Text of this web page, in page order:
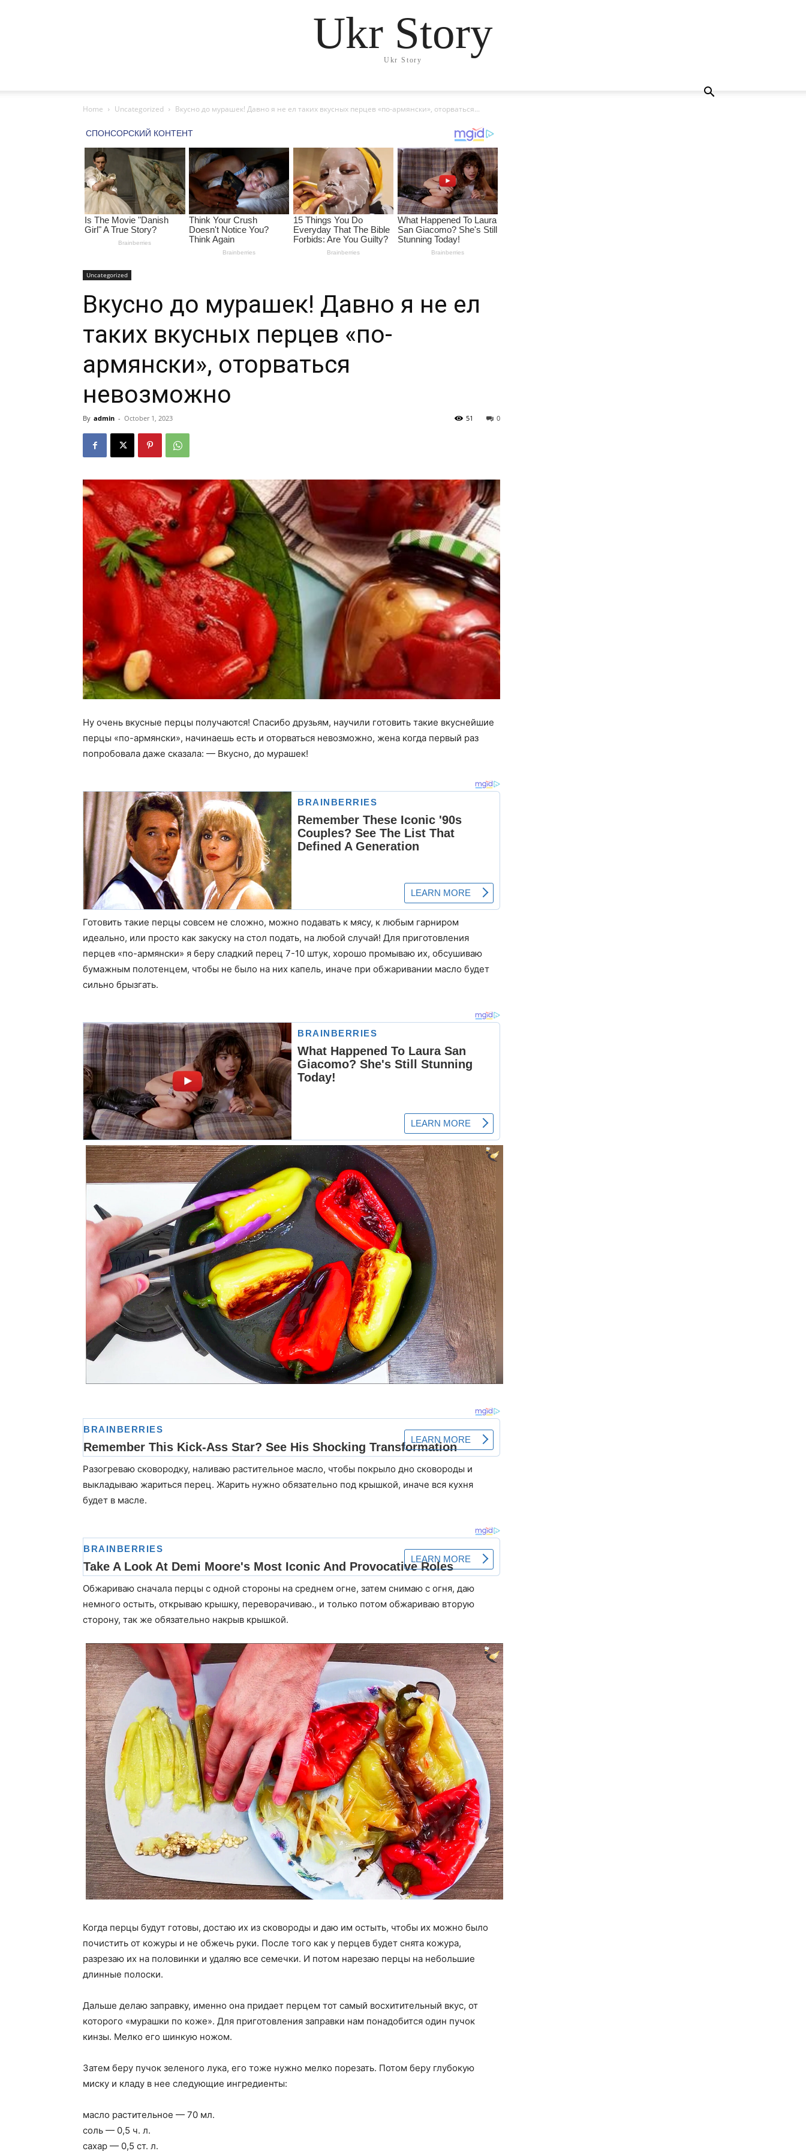
Ukr Story
Ukr Story
Home Uncategorized Вкусно до мурашек! Давно я не ел таких вкусных перцев «по-армянски», оторваться...
Uncategorized
Вкусно до мурашек! Давно я не ел
таких вкусных перцев «по-
армянски», оторваться
невозможно
By admin - October 1, 2023 0
51
Ну очень вкусные перцы получаются! Спасибо друзьям, научили готовить такие вкуснейшие
перцы «по-армянски», начинаешь есть и оторваться невозможно, жена когда первый раз
попробовала даже сказала: — Вкусно, до мурашек!
Готовить такие перцы совсем не сложно, можно подавать к мясу, к любым гарниром
идеально, или просто как закуску на стол подать, на любой случай! Для приготовления
перцев «по-армянски» я беру сладкий перец 7-10 штук, хорошо промываю их, обсушиваю
бумажным полотенцем, чтобы не было на них капель, иначе при обжаривании масло будет
сильно брызгать.
Разогреваю сковородку, наливаю растительное масло, чтобы покрыло дно сковороды и
выкладываю жариться перец. Жарить нужно обязательно под крышкой, иначе вся кухня
будет в масле.
Обжариваю сначала перцы с одной стороны на среднем огне, затем снимаю с огня, даю
немного остыть, открываю крышку, переворачиваю., и только потом обжариваю вторую
сторону, так же обязательно накрыв крышкой.
Когда перцы будут готовы, достаю их из сковороды и даю им остыть, чтобы их можно было
почистить от кожуры и не обжечь руки. После того как у перцев будет снята кожура,
разрезаю их на половинки и удаляю все семечки. И потом нарезаю перцы на небольшие
длинные полоски.
Дальше делаю заправку, именно она придает перцем тот самый восхитительный вкус, от
которого «мурашки по коже». Для приготовления заправки нам понадобится один пучок
кинзы. Мелко его шинкую ножом.
Затем беру пучок зеленого лука, его тоже нужно мелко порезать. Потом беру глубокую
миску и кладу в нее следующие ингредиенты:
масло растительное — 70 мл.
соль — 0,5 ч. л.
сахар — 0,5 ст. л.